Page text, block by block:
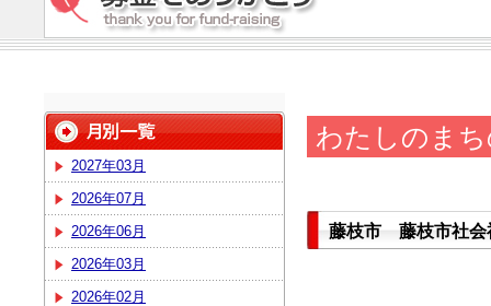
2027年03月
2026年07月
2026年06月
2026年03月
2026年02月
わたしのま
藤枝市 藤枝市社会